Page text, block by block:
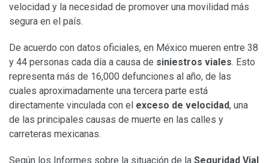
velocidad y la necesidad de promover una movilidad más
segura en el país.
De acuerdo con datos oficiales, en México mueren entre 38
y 44 personas cada día a causa de siniestros viales. Esto
representa más de 16,000 defunciones al año, de las
cuales aproximadamente una tercera parte está
directamente vinculada con el exceso de velocidad, una
de las principales causas de muerte en las calles y
carreteras mexicanas.
Según los Informes sobre la situación de la Seguridad Vial